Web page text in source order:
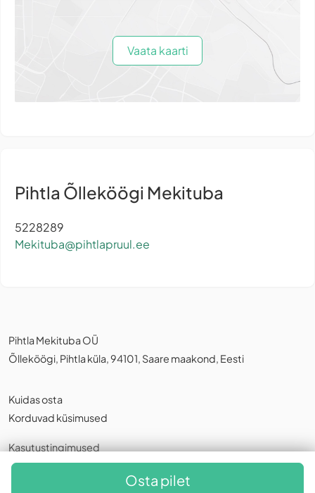
Osta pilet
Vaata kaarti
Pihtla Õlleköögi Mekituba
5228289
Mekituba@pihtlapruul.ee
Pihtla Mekituba OÜ
Õlleköögi, Pihtla küla, 94101, Saare maakond, Eesti
Kuidas osta
Korduvad küsimused
Kasutustingimused
Privaatsuspoliitika,Küpsistest